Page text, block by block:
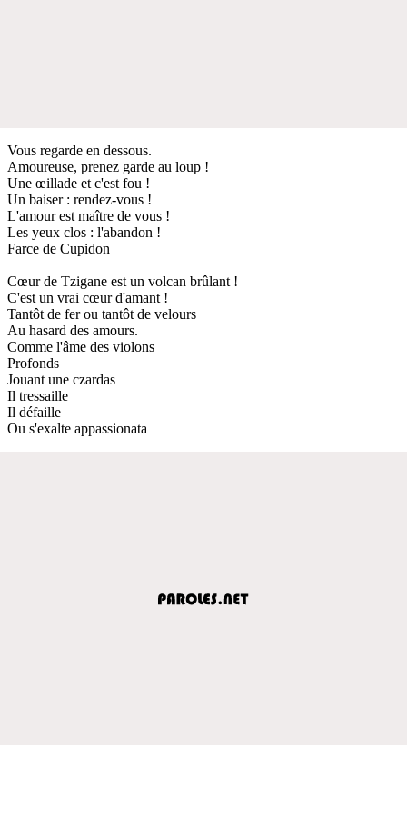
Vous regarde en dessous.
Amoureuse, prenez garde au loup !
Une œillade et c'est fou !
Un baiser : rendez-vous !
L'amour est maître de vous !
Les yeux clos : l'abandon !
Farce de Cupidon
Cœur de Tzigane est un volcan brûlant !
C'est un vrai cœur d'amant !
Tantôt de fer ou tantôt de velours
Au hasard des amours.
Comme l'âme des violons
Profonds
Jouant une czardas
Il tressaille
Il défaille
Ou s'exalte appassionata